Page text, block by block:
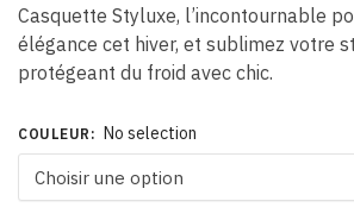
Casquette Styluxe, l’incontournable
élégance cet hiver, et sublimez votre
protégeant du froid avec chic.
COULEUR : No selection